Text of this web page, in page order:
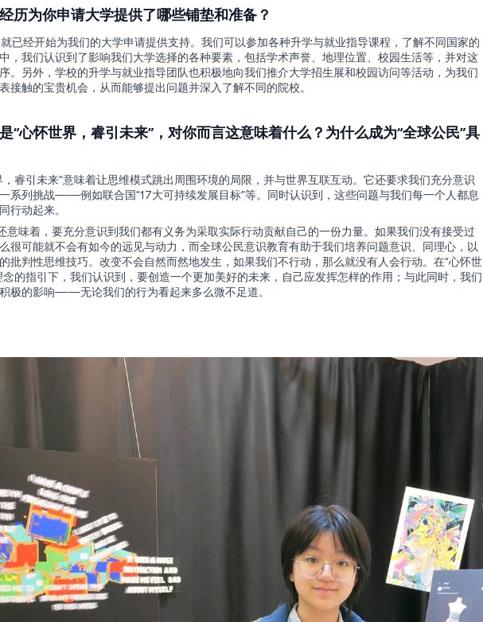
历为你申请大学提供了哪些铺垫和准备？
已经开始为我们的大学申请提供支持。我们可以参加各种升学与就业指导课程，了解不同国家的
，我们认识到了影响我们大学选择的各种要素，包括学术声誉、地理位置、校园生活等，并对这
。另外，学校的升学与就业指导团队也积极地向我们推介大学招生展和校园访问等活动，为我们
接触的宝贵机会，从而能够提出问题并深入了解不同的院校。
“心怀世界，睿引未来”，对你而言这意味着什么？为什么成为“全球公民”具
睿引未来”意味着让思维模式跳出周围环境的局限，并与世界互联互动。它还要求我们充分意识
系列挑战——例如联合国“17大可持续发展目标”等。同时认识到，这些问题与我们每一个人都息
行动起来。
意味着，要充分意识到我们都有义务为采取实际行动贡献自己的一份力量。如果我们没有接受过
很可能就不会有如今的远见与动力，而全球公民意识教育有助于我们培养问题意识、同理心，以
批判性思维技巧。改变不会自然而然地发生，如果我们不行动，那么就没有人会行动。在“心怀世
念的指引下，我们认识到，要创造一个更加美好的未来，自己应发挥怎样的作用；与此同时，我们
极的影响——无论我们的行为看起来多么微不足道。